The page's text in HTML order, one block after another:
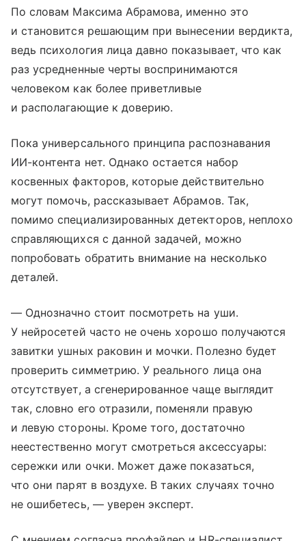
По словам Максима Абрамова, именно это
и становится решающим при вынесении вердикта,
ведь психология лица давно показывает, что как
раз усредненные черты воспринимаются
человеком как более приветливые
и располагающие к доверию.
Пока универсального принципа распознавания
ИИ-контента нет. Однако остается набор
косвенных факторов, которые действительно
могут помочь, рассказывает Абрамов. Так,
помимо специализированных детекторов, неплохо
справляющихся с данной задачей, можно
попробовать обратить внимание на несколько
деталей.
— Однозначно стоит посмотреть на уши.
У нейросетей часто не очень хорошо получаются
завитки ушных раковин и мочки. Полезно будет
проверить симметрию. У реального лица она
отсутствует, а сгенерированное чаще выглядит
так, словно его отразили, поменяли правую
и левую стороны. Кроме того, достаточно
неестественно могут смотреться аксессуары:
сережки или очки. Может даже показаться,
что они парят в воздухе. В таких случаях точно
не ошибетесь, — уверен эксперт.